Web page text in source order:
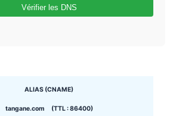
Vérifier les DNS
ALIAS (CNAME)
tangane.com (TTL : 86400)